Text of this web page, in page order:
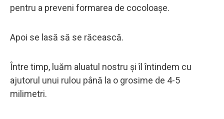
pentru a preveni formarea de cocoloașe.
Apoi se lasă să se răcească.
Între timp, luăm aluatul nostru și îl întindem cu
ajutorul unui rulou până la o grosime de 4-5
milimetri.